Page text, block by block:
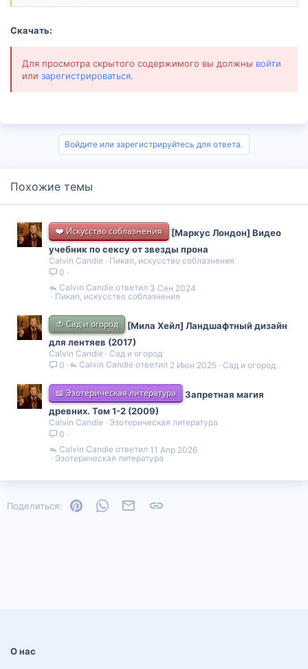
Скачать:
Для просмотра скрытого содержимого вы должны войти
или зарегистрироваться.
Войдите или зарегистрируйтесь для ответа.
Похожие темы
❤️ Искусство соблазнения
[Маркус Лондон] Видео
учебник по сексу от звезды прона
Calvin Candie
Пикап, искусство соблазнения
0
Пикап, искусство соблазнения
3 Сен 2024
Calvin Candie
🍅 Сад и огород
[Мила Хейл] Ландшафтный дизайн
для лентяев (2017)
Calvin Candie Сад и огород
0
Сад и огород
2 Июн 2025
Calvin Candie
📖 Эзотерическая литература
Запретная магия
древних. Том 1-2 (2009)
Calvin Candie
Эзотерическая литература
0
Эзотерическая литература
11 Апр 2026
Calvin Candie
Поделиться: PinterestWhatsAppЭлектронная почта
О нас